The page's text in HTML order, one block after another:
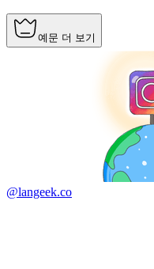
예문 더 보기
@langeek.co